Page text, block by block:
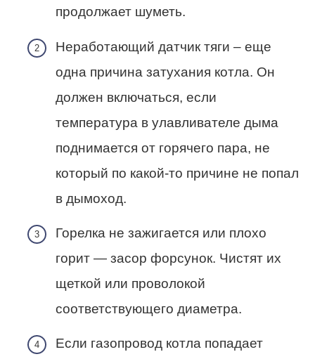
продолжает шуметь.
Неработающий датчик тяги – еще
одна причина затухания котла. Он
должен включаться, если
температура в улавливателе дыма
поднимается от горячего пара, не
который по какой-то причине не попал
в дымоход.
Горелка не зажигается или плохо
горит — засор форсунок. Чистят их
щеткой или проволокой
соответствующего диаметра.
Если газопровод котла попадает